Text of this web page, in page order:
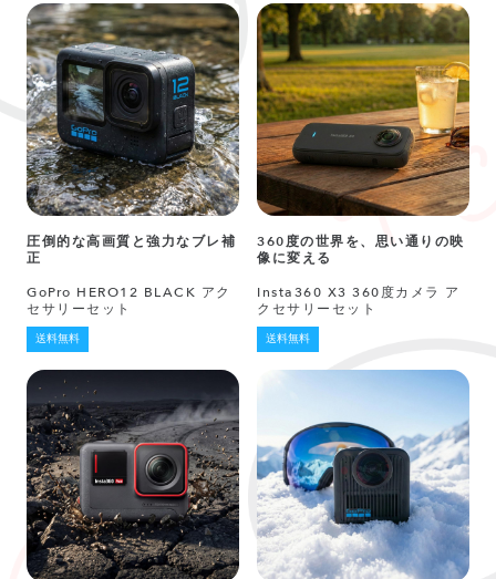
圧倒的な高画質と強力なブレ補
正
GoPro HERO12 BLACK アク
セサリーセット
送料無料
360度の世界を、思い通りの映
像に変える
Insta360 X3 360度カメラ ア
クセサリーセット
送料無料